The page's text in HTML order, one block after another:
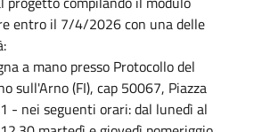
entro il 7/4/2026 con una delle
a mano presso Protocollo del
sull'Arno (FI), cap 50067, Piazza
- nei seguenti orari: dal lunedì al